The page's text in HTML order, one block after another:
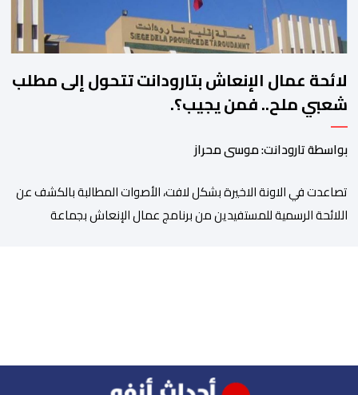
لائحة عمال الإنعاش بتارودانت تتحول إلى مطلب
شعبي ملح.. فمن يجيب؟.
بواسطة تارودانت: موسى محراز
تصاعدت في الاونة الاخيرة بشكل لافت، الأصوات المطالبة بالكشف عن
اللائحة الرسمية للمستفيدين من برنامج عمال الإنعاش بجماعة